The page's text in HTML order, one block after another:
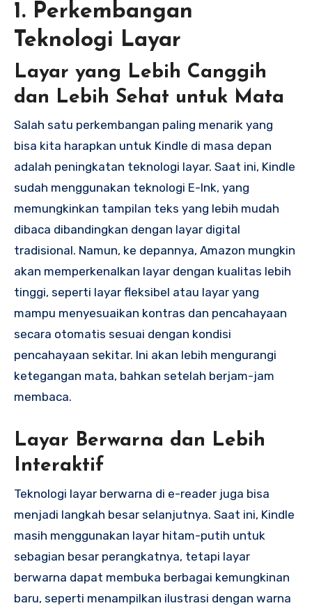
1. Perkembangan
Teknologi Layar
Layar yang Lebih Canggih
dan Lebih Sehat untuk Mata
Salah satu perkembangan paling menarik yang
bisa kita harapkan untuk Kindle di masa depan
adalah peningkatan teknologi layar. Saat ini, Kindle
sudah menggunakan teknologi E-Ink, yang
memungkinkan tampilan teks yang lebih mudah
dibaca dibandingkan dengan layar digital
tradisional. Namun, ke depannya, Amazon mungkin
akan memperkenalkan layar dengan kualitas lebih
tinggi, seperti layar fleksibel atau layar yang
mampu menyesuaikan kontras dan pencahayaan
secara otomatis sesuai dengan kondisi
pencahayaan sekitar. Ini akan lebih mengurangi
ketegangan mata, bahkan setelah berjam-jam
membaca.
Layar Berwarna dan Lebih
Interaktif
Teknologi layar berwarna di e-reader juga bisa
menjadi langkah besar selanjutnya. Saat ini, Kindle
masih menggunakan layar hitam-putih untuk
sebagian besar perangkatnya, tetapi layar
berwarna dapat membuka berbagai kemungkinan
baru, seperti menampilkan ilustrasi dengan warna